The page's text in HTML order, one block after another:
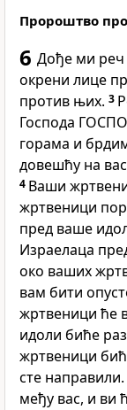
Пророштво
6 Дође ми
окрени лице
против њих. 3
Господа
горама и
довешћу на
4 Ваши
жртвеници
пред ваше
Израелаца
око ваших
вам бити
жртвеници ће
идоли биће
жртвеници
сте направили.
међу вас, и ви